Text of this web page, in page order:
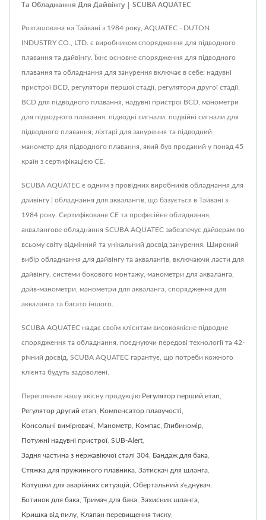
Та Обладнання Для Дайвінгу | SCUBA AQUATEC
Розташована на Тайвані з 1984 року, AQUATEC - DUTON
INDUSTRY CO., LTD. є виробником спорядження для підводного
плавання та дайвінгу. Їхнє основне спорядження для підводного
плавання та обладнання для занурення включає в себе: надувні
пристрої BCD, регулятори першої стадії, регулятори другої стадії,
BCD для підводного плавання, надувні пристрої BCD, манометри
для підводного плавання, підводні сигнали, подвійні сигнали для
підводного плавання, ліхтарі для занурення та підводний
манометр для підводного плавання, який був проданий у понад 45
країн з сертифікацією CE.
SCUBA AQUATEC є одним з провідних виробників обладнання для
дайвінгу | обладнання для аквалангів, що базується в Тайвані з
1984 року. Сертифіковане CE та професійне обладнання,
аквалангове обладнання SCUBA AQUATEC забезпечує дайверам по
всьому світу відмінний та унікальний досвід занурення. Широкий
вибір обладнання для дайвінгу та аквалангів, включаючи ласти для
дайвінгу, системи бокового монтажу, манометри для акваланга,
дайв-манометри, манометри для акваланга, спорядження для
акваланга та багато іншого.
SCUBA AQUATEC надає своїм клієнтам високоякісне підводне
спорядження та обладнання, поєднуючи передові технології та 42-
річний досвід, SCUBA AQUATEC гарантує, що потреби кожного
клієнта будуть задоволені.
Перегляньте нашу якісну продукцію Регулятор перший етап
Регулятор другий етап Компенсатор плавучості
Консольні вимірювачі Манометр Компас Глибиномір
Потужні надувні пристрої SUB-Alert
Задня частина з нержавіючої сталі 304 Бандаж для бака
Стяжка для пружинного плавника Затискач для шланга
Котушки для аварійних ситуацій Обертальний з'єднувач
Ботинок для бака Тримач для бака Захисник шланга
Кришка від пилу Клапан перевищення тиску